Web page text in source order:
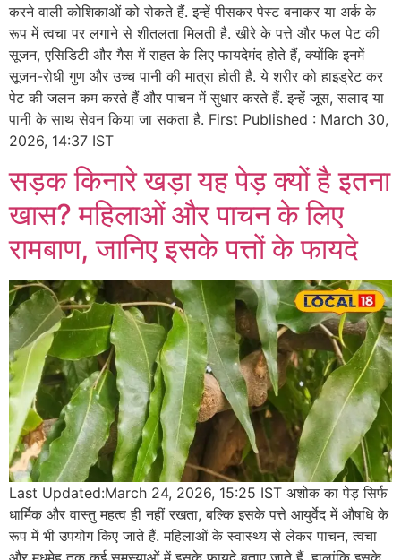
करने वाली कोशिकाओं को रोकते हैं. इन्हें पीसकर पेस्ट बनाकर या अर्क के
रूप में त्वचा पर लगाने से शीतलता मिलती है. खीरे के पत्ते और फल पेट की
सूजन, एसिडिटी और गैस में राहत के लिए फायदेमंद होते हैं, क्योंकि इनमें
सूजन-रोधी गुण और उच्च पानी की मात्रा होती है. ये शरीर को हाइड्रेट कर
पेट की जलन कम करते हैं और पाचन में सुधार करते हैं. इन्हें जूस, सलाद या
पानी के साथ सेवन किया जा सकता है. First Published : March 30,
2026, 14:37 IST
सड़क किनारे खड़ा यह पेड़ क्यों है इतना
खास? महिलाओं और पाचन के लिए
रामबाण, जानिए इसके पत्तों के फायदे
Last Updated:March 24, 2026, 15:25 IST अशोक का पेड़ सिर्फ
धार्मिक और वास्तु महत्व ही नहीं रखता, बल्कि इसके पत्ते आयुर्वेद में औषधि के
रूप में भी उपयोग किए जाते हैं. महिलाओं के स्वास्थ्य से लेकर पाचन, त्वचा